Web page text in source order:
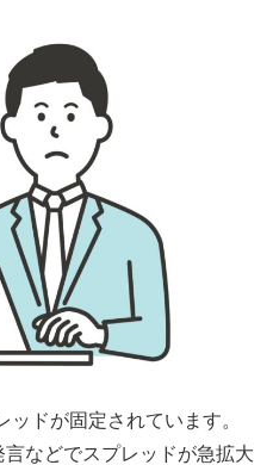
ドが固定されています。
などでスプレッドが急拡大